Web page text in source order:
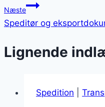
Næste
Speditør og
Lignende
Spedition